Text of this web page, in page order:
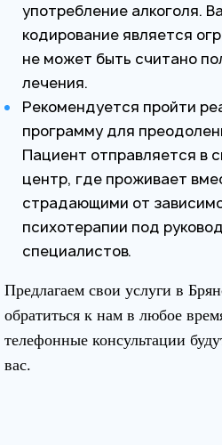
употребление алкоголя.
кодирование является
не может быть считано
лечения.
Рекомендуется пройти
программу для
Пациент отправляется в
центр, где проживает
страдающими от
психотерапии под
специалистов.
Предлагаем свои услуги в
обратиться к нам в любое
телефонные консультации
вас.